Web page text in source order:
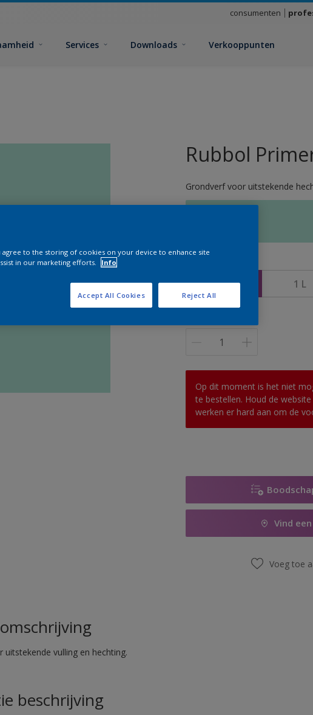
consumenten
Services Downloads Verkooppunten
Rubbol
Grondverf voor uitstekende
500 ML 1 L
Op dit moment is het niet
te bestellen. Houd de
werken er hard aan om de
Vind
Voeg toe
uitstekende vulling en hechting.
beschrijving
agree to the storing of cookies on your device to enhance site
in our marketing efforts.
Info
Reject All
Accept All Cookies